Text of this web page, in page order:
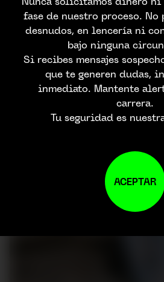
fase de nuestro proceso.
desnudos, en lencería ni
bajo ninguna
Si recibes mensajes
que te generen dudas,
inmediato. Mantente
carrera.
Tu seguridad es
ACEPTAR